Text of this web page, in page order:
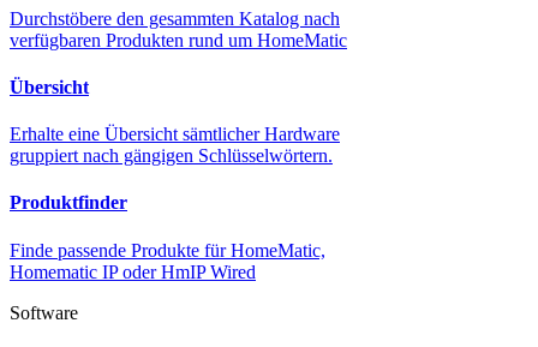
Durchstöbere den gesammten Katalog nach
verfügbaren Produkten rund um HomeMatic
Übersicht
Erhalte eine Übersicht sämtlicher Hardware
gruppiert nach gängigen Schlüsselwörtern.
Produktfinder
Finde passende Produkte für HomeMatic,
Homematic IP oder HmIP Wired
Software